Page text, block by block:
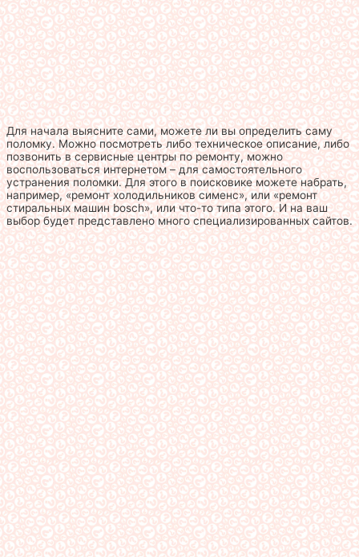
Для начала выясните сами, можете ли вы определить саму
поломку. Можно посмотреть либо техническое описание, либо
позвонить в сервисные центры по ремонту, можно
воспользоваться интернетом – для самостоятельного
устранения поломки. Для этого в поисковике можете набрать,
например, «ремонт холодильников сименс», или «ремонт
стиральных машин bosch», или что-то типа этого. И на ваш
выбор будет представлено много специализированных сайтов.